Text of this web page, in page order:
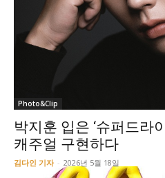
Photo&Clip
박지훈 입은 ‘슈퍼드라
캐주얼 구현하다
김다인 기자 - 2026년 5월 18일